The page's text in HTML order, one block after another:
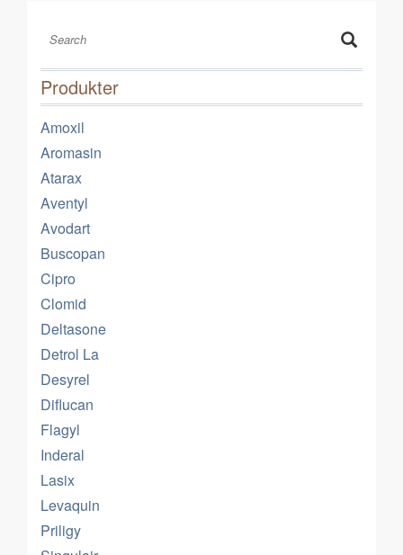
Produkter
Amoxil
Aromasin
Atarax
Aventyl
Avodart
Buscopan
Cipro
Clomid
Deltasone
Detrol La
Desyrel
Diflucan
Flagyl
Inderal
Lasix
Levaquin
Priligy